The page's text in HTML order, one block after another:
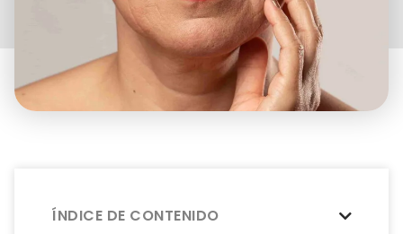
ÍNDICE DE CONTENIDO